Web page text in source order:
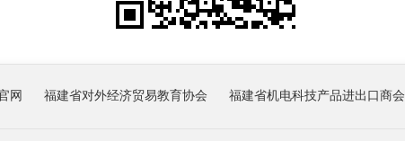
网 福建省对外经济贸易教育协会 福建省机电科技产品进出口商会